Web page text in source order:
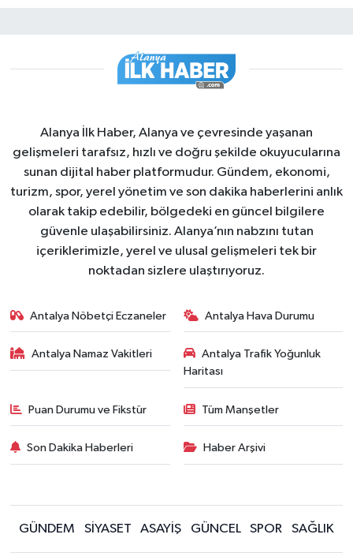
Alanya İlk Haber, Alanya ve çevresinde yaşanan
gelişmeleri tarafsız, hızlı ve doğru şekilde okuyucularına
sunan dijital haber platformudur. Gündem, ekonomi,
turizm, spor, yerel yönetim ve son dakika haberlerini anlık
olarak takip edebilir, bölgedeki en güncel bilgilere
güvenle ulaşabilirsiniz. Alanya’nın nabzını tutan
içeriklerimizle, yerel ve ulusal gelişmeleri tek bir
noktadan sizlere ulaştırıyoruz.
Antalya Nöbetçi Eczaneler Antalya Hava Durumu
Antalya Namaz Vakitleri
Antalya Trafik Yoğunluk
Haritası
Puan Durumu ve Fikstür Tüm Manşetler
Son Dakika Haberleri Haber Arşivi
GÜNDEM SİYASET ASAYİŞ GÜNCEL SPOR SAĞLIK